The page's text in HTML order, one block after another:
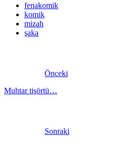
fenakomik
komik
mizah
şaka
Önceki
Muhtar tişörtü…
Sonraki